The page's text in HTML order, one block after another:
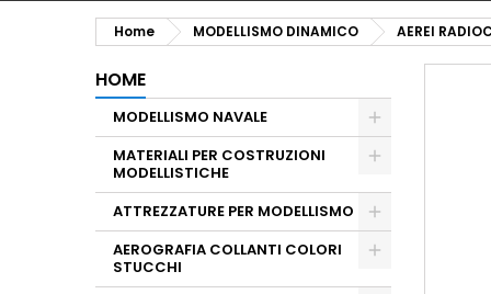
Home MODELLISMO DINAMICO AEREI
HOME
MODELLISMO NAVALE
MATERIALI PER COSTRUZIONI
MODELLISTICHE
ATTREZZATURE PER MODELLISMO
AEROGRAFIA COLLANTI COLORI
STUCCHI